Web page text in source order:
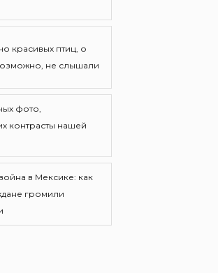
красивых птиц, о
не слышали
фото,
контрасты нашей
в Мексике: как
громили